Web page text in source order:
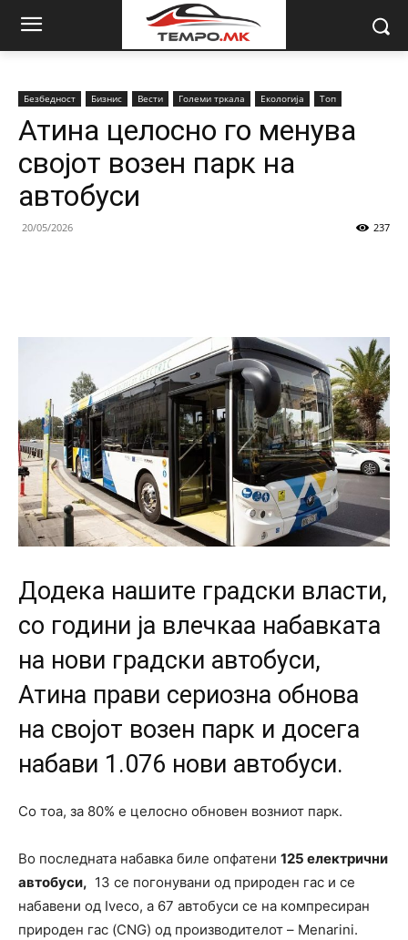
Безбедност Бизнис Вести Големи тркала Екологија Топ
Атина целосно го менува
својот возен парк на
автобуси
20/05/2026 237
Додека нашите градски власти,
со години ја влечкаа набавката
на нови градски автобуси,
Атина прави сериозна обнова
на својот возен парк и досега
набави 1.076 нови автобуси.
Со тоа, за 80% е целосно обновен возниот парк.
Во последната набавка биле опфатени 125 електрични
автобуси, 13 се погонувани од природен гас и се
набавени од Iveco, а 67 автобуси се на компресиран
природен гас (CNG) од производителот – Menarini.